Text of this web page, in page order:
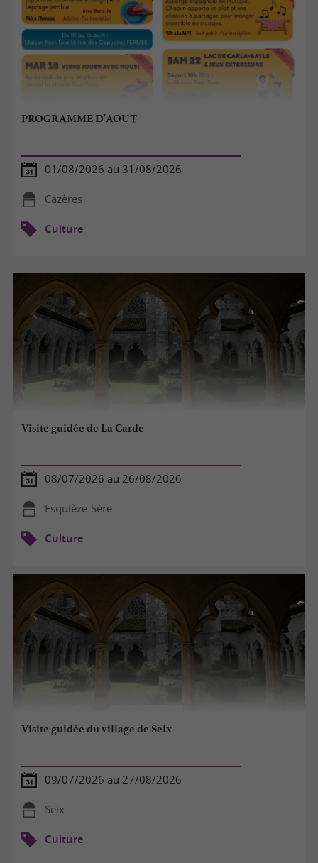
PROGRAMME D'AOUT
01/08/2026 au 31/08/2026
Cazères
Culture
Visite guidée de La Carde
08/07/2026 au 26/08/2026
Esquièze-Sère
Culture
Visite guidée du village de Seix
09/07/2026 au 27/08/2026
Seix
Culture